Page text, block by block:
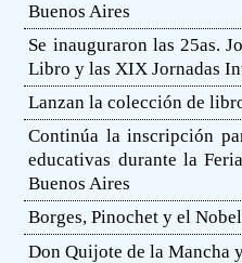
Buenos Aires
Se inauguraron las 25as.
Libro y las XIX Jornadas
Lanzan la colección de
Continúa la inscripción
educativas durante la
Buenos Aires
Borges, Pinochet y el Nobel
Don Quijote de la Mancha